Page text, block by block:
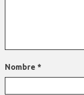
Nombre *